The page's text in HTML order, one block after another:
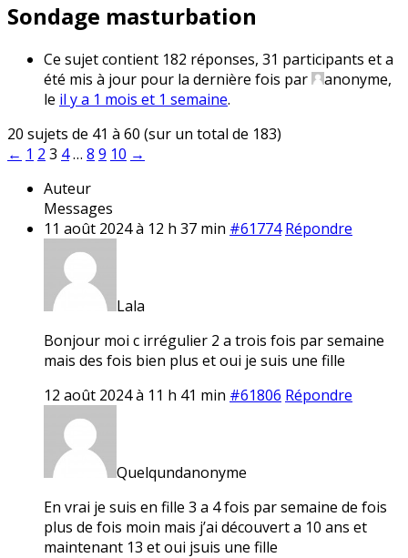
Sondage masturbation
Ce sujet contient 182 réponses, 31 participants et a
été mis à jour pour la dernière fois par
anonyme,
le il y a 1 mois et 1 semaine.
20 sujets de 41 à 60 (sur un total de 183)
← 1 2 3 4… 8 9 10 →
Auteur
Messages
11 août 2024 à 12 h 37 min #61774 Répondre
Lala
Bonjour moi c irrégulier 2 a trois fois par semaine
mais des fois bien plus et oui je suis une fille
12 août 2024 à 11 h 41 min #61806 Répondre
Quelqundanonyme
En vrai je suis en fille 3 a 4 fois par semaine de fois
plus de fois moin mais j’ai découvert a 10 ans et
maintenant 13 et oui jsuis une fille